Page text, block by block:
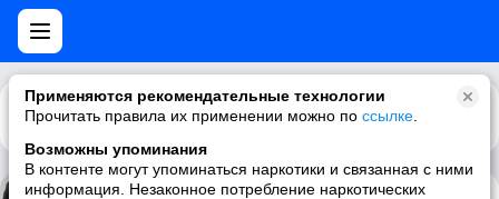
Применяются рекомендательные технологии
Прочитать правила их применении можно по ссылке
Возможны упоминания
В контенте могут упоминаться наркотики и связанная с ними
информация. Незаконное потребление наркотических
Каталог Рекомендации